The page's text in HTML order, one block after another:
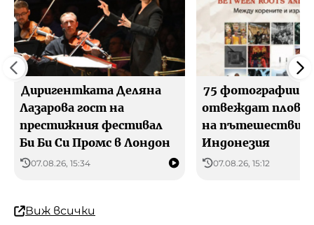
Диригентката Деляна
Лазарова гост на
престижния фестивал
Би Би Си Промс в Лондон
07.08.26, 15:34
75 фотографии
отвеждат
на пътешествие
Индонезия
07.08.26, 15:12
Виж всички